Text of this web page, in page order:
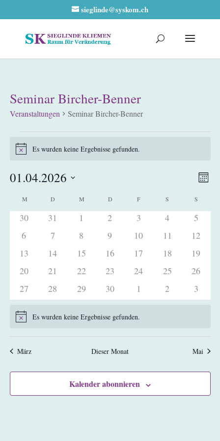
sieglinde@syskom.ch
Seminar Bircher-Benner
Veranstaltungen Seminar Bircher-Benner
HinweisEs wurden keine Ergebnisse gefunden.
Monat
01.04.2026
wählen.
Kalender
von
Veranstaltungen
M MONTAGD DIENSTAG
M MITTWOCH
D DONNERSTAG
FFREITAG S SAMSTAG
S
0
Veranstaltungen
30
0
Veranstaltungen
31
0
Veranstaltungen
1
0
Veranstaltungen
2
0
Veranstaltungen
3
0
4
0
5
0
Veranstaltungen
6
0
Veranstaltungen
7
0
Veranstaltungen
8
0
Veranstaltungen
9
0
Veranstaltungen
10
0
Veranstaltungen
11
012
0
Veranstaltungen
13
0
Veranstaltungen
14
0
Veranstaltungen
15
0
Veranstaltungen
16
0
Veranstaltungen
17
0
Veranstaltungen
18
019
0
Veranstaltungen
20
0
Veranstaltungen
21
0
Veranstaltungen
22
0
Veranstaltungen
23
0
Veranstaltungen
24
0
Veranstaltungen
25
0
26
0
Veranstaltungen
27
0
Veranstaltungen
28
0
Veranstaltungen
29
0
Veranstaltungen
30
0
Veranstaltungen
1
0
2
0
3
HinweisEs wurden keine Ergebnisse gefunden.
März Dieser Monat Mai
Kalender abonnieren